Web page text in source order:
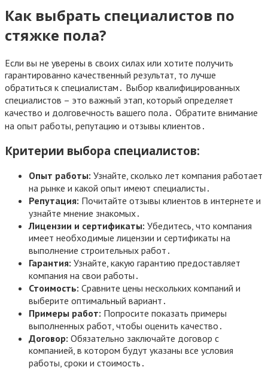
Как выбрать специалистов по
стяжке пола?
Если вы не уверены в своих силах или хотите получить
гарантированно качественный результат, то лучше
обратиться к специалистам․ Выбор квалифицированных
специалистов – это важный этап, который определяет
качество и долговечность вашего пола․ Обратите внимание
на опыт работы, репутацию и отзывы клиентов․
Критерии выбора специалистов:
Опыт работы: Узнайте, сколько лет компания работает
на рынке и какой опыт имеют специалисты․
Репутация: Почитайте отзывы клиентов в интернете и
узнайте мнение знакомых․
Лицензии и сертификаты: Убедитесь, что компания
имеет необходимые лицензии и сертификаты на
выполнение строительных работ․
Гарантия: Узнайте, какую гарантию предоставляет
компания на свои работы․
Стоимость: Сравните цены нескольких компаний и
выберите оптимальный вариант․
Примеры работ: Попросите показать примеры
выполненных работ, чтобы оценить качество․
Договор: Обязательно заключайте договор с
компанией, в котором будут указаны все условия
работы, сроки и стоимость․